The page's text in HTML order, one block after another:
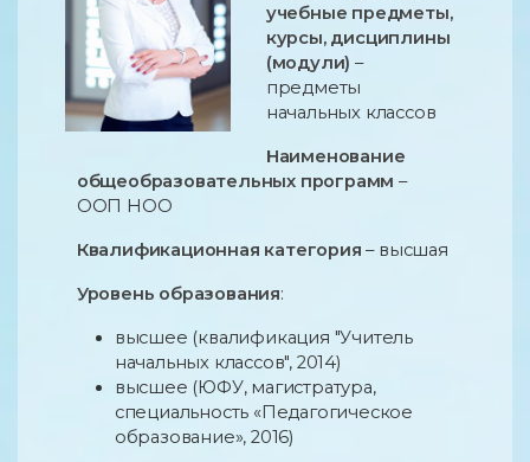
учебные предметы,
курсы, дисциплины
(модули) –
предметы
начальных классов
Наименование
общеобразовательных программ –
ООП НОО
Квалификационная категория – высшая
Уровень образования:
высшее (квалификация "Учитель
начальных классов", 2014)
высшее (ЮФУ, магистратура,
специальность «Педагогическое
образование», 2016)